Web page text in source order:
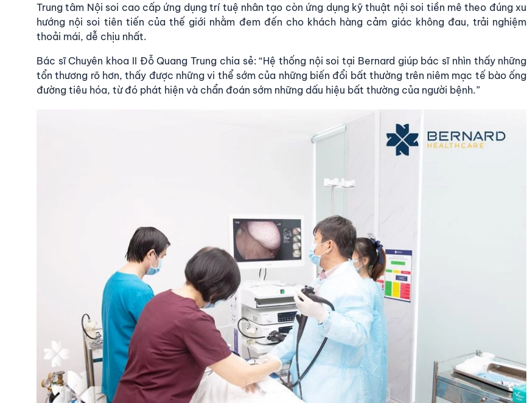
Trung tâm Nội soi cao cấp ứng dụng trí tuệ nhân tạo còn ứng dụng kỹ thuật nội soi tiền mê theo đúng xu
hướng nội soi tiên tiến của thế giới nhằm đem đến cho khách hàng cảm giác không đau, trải nghiệm
thoải mái, dễ chịu nhất.
Bác sĩ Chuyên khoa II Đỗ Quang Trung chia sẻ: “Hệ thống nội soi tại Bernard giúp bác sĩ nhìn thấy những
tổn thương rõ hơn, thấy được những vi thể sớm của những biến đổi bất thường trên niêm mạc tế bào ống
đường tiêu hóa, từ đó phát hiện và chẩn đoán sớm những dấu hiệu bất thường của người bệnh.”